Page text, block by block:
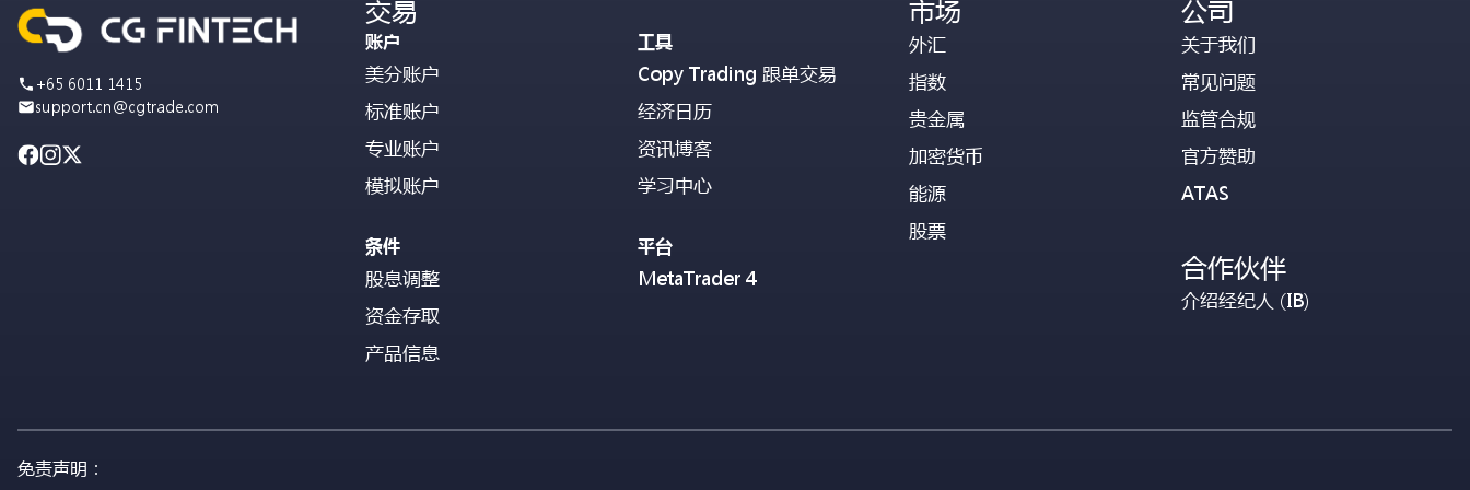
+65 6011 1415
support.cn@cgtrade.com
交易
账户
美分账户
标准账户
专业账户
模拟账户
条件
股息调整
资金存取
产品信息
工具
Copy Trading 跟单交易
经济日历
资讯博客
学习中心
平台
MetaTrader 4
市场
外汇
指数
贵金属
加密货币
能源
股票
公司
关于我们
常见问题
监管合规
官方赞助
ATAS
合作伙伴
介绍经纪人 (IB)
免责声明：